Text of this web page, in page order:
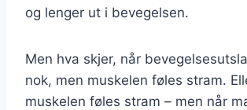
og lenger ut i bevegelsen.
Men hva skjer, når
nok, men muskelen føles stram.
muskelen føles stram – men når